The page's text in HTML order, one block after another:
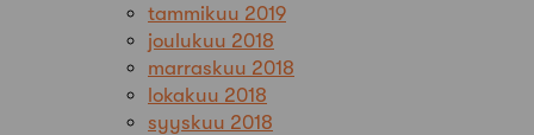
tammikuu 2019
joulukuu 2018
marraskuu 2018
lokakuu 2018
syyskuu 2018